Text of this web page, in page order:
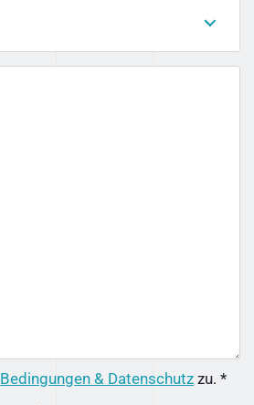
Bedingungen & Datenschutz zu. *